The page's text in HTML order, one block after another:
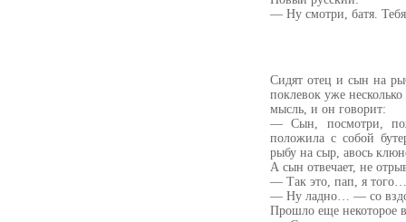
— Ну смотри, батя.
Сидят отец и сын на
поклевок уже
мысль, и он говорит:
— Сын, посмотри,
положила с собой
рыбу на сыр, авось
А сын отвечает, не
— Так это, пап, я того…
— Ну ладно… — со
Прошло еще некоторое